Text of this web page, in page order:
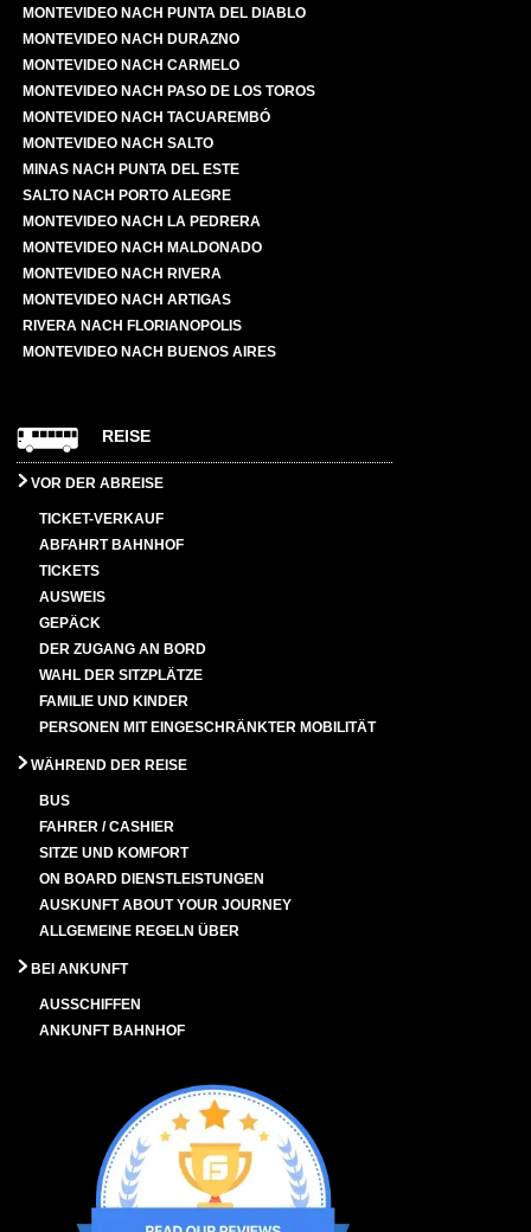
MONTEVIDEO NACH PUNTA DEL DIABLO
MONTEVIDEO NACH DURAZNO
MONTEVIDEO NACH CARMELO
MONTEVIDEO NACH PASO DE LOS TOROS
MONTEVIDEO NACH TACUAREMBÓ
MONTEVIDEO NACH SALTO
MINAS NACH PUNTA DEL ESTE
SALTO NACH PORTO ALEGRE
MONTEVIDEO NACH LA PEDRERA
MONTEVIDEO NACH MALDONADO
MONTEVIDEO NACH RIVERA
MONTEVIDEO NACH ARTIGAS
RIVERA NACH FLORIANOPOLIS
MONTEVIDEO NACH BUENOS AIRES
REISE
VOR DER ABREISE
TICKET-VERKAUF
ABFAHRT BAHNHOF
TICKETS
AUSWEIS
GEPÄCK
DER ZUGANG AN BORD
WAHL DER SITZPLÄTZE
FAMILIE UND KINDER
PERSONEN MIT EINGESCHRÄNKTER MOBILITÄT
WÄHREND DER REISE
BUS
FAHRER / CASHIER
SITZE UND KOMFORT
ON BOARD DIENSTLEISTUNGEN
AUSKUNFT ABOUT YOUR JOURNEY
ALLGEMEINE REGELN ÜBER
BEI ANKUNFT
AUSSCHIFFEN
ANKUNFT BAHNHOF